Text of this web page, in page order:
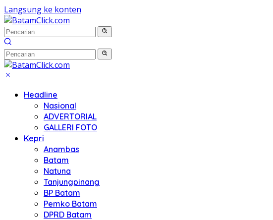
Langsung ke konten
Headline
Nasional
ADVERTORIAL
GALLERI FOTO
Kepri
Anambas
Batam
Natuna
Tanjungpinang
BP Batam
Pemko Batam
DPRD Batam